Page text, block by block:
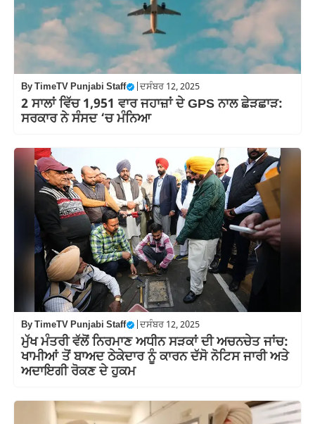
ByTimeTV Punjabi Staff ਦਸੰਬਰ 12, 2025
2 ਸਾਲਾਂ ਵਿੱਚ 1,951 ਵਾਰ ਜਹਾਜ਼ਾਂ ਦੇ GPS ਨਾਲ ਛੇੜਛਾੜ:
ਸਰਕਾਰ ਨੇ ਸੰਸਦ ‘ਚ ਮੰਨਿਆ
ByTimeTV Punjabi Staff ਦਸੰਬਰ 12, 2025
ਮੁੱਖ ਮੰਤਰੀ ਵੱਲੋਂ ਨਿਰਮਾਣ ਅਧੀਨ ਸੜਕਾਂ ਦੀ ਅਚਨਚੇਤ ਜਾਂਚ:
ਖਾਮੀਆਂ ਤੋਂ ਬਾਅਦ ਠੇਕੇਦਾਰ ਨੂੰ ਕਾਰਨ ਦੱਸੋ ਨੋਟਿਸ ਜਾਰੀ ਅਤੇ
ਅਦਾਇਗੀ ਰੋਕਣ ਦੇ ਹੁਕਮ